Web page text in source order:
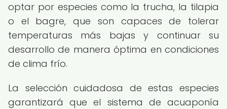
optar por especies como la trucha, la tilapia
o el bagre, que son capaces de tolerar
temperaturas más bajas y continuar su
desarrollo de manera óptima en condiciones
de clima frío.
La selección cuidadosa de estas especies
garantizará que el sistema de acuaponía